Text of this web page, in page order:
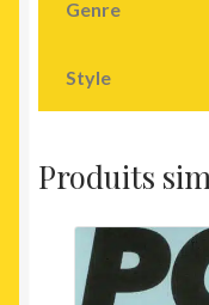
Genre
Style
Produits